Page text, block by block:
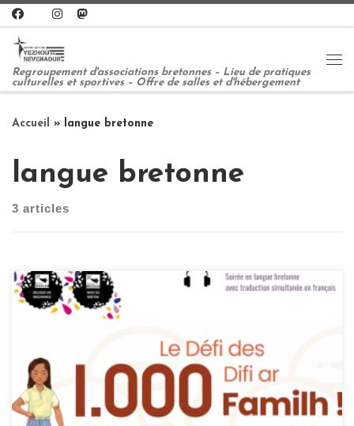
Passer au contenu
Regroupement d'associations bretonnes – Lieu de pratiques
culturelles et sportives – Offre de salles et d'hébergement
Accueil » langue bretonne
langue bretonne
3 articles
langue bretonne, viendra nous présenter son projet
« défi des 1000 familles ». Ce défi ambitieux répond à un
besoin essentiel : réimplanter la langue au sein des
familles pour que cela ne reste pas uniquement la
langue de l’école. Et pour nous […]